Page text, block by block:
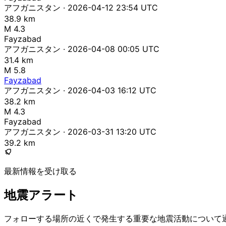
アフガニスタン · 2026-04-12 23:54 UTC
38.9 km
M 4.3
Fayzabad
アフガニスタン · 2026-04-08 00:05 UTC
31.4 km
M 5.8
Fayzabad
アフガニスタン · 2026-04-03 16:12 UTC
38.2 km
M 4.3
Fayzabad
アフガニスタン · 2026-03-31 13:20 UTC
39.2 km
最新情報を受け取る
地震アラート
フォローする場所の近くで発生する重要な地震活動について